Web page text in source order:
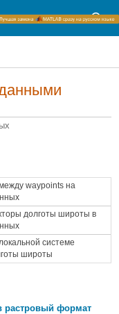
waypoints на
долготы широты в
системе
широты
растровый формат